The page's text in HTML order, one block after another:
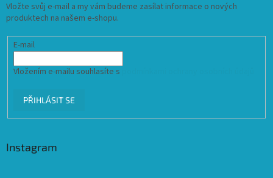
Vložte svůj e-mail a my vám budeme zasílat informace o nových
produktech na našem e-shopu.
E-mail
Vložením e-mailu souhlasíte s
PŘIHLÁSIT SE
Instagram